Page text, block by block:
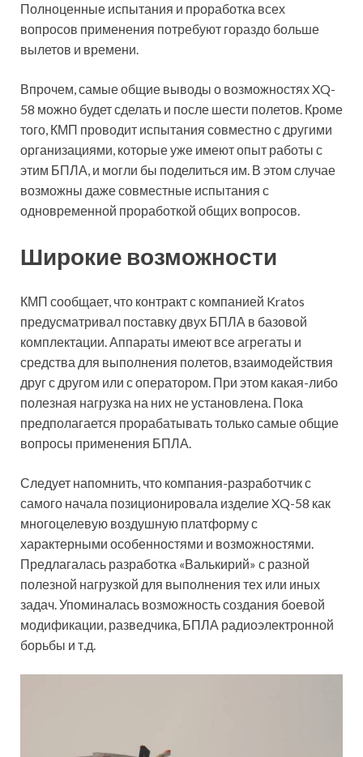
Полноценные испытания и проработка всех
вопросов применения потребуют гораздо больше
вылетов и времени.
Впрочем, самые общие выводы о возможностях XQ-
58 можно будет сделать и после шести полетов. Кроме
того, КМП проводит испытания совместно с другими
организациями, которые уже имеют опыт работы с
этим БПЛА, и могли бы поделиться им. В этом случае
возможны даже совместные испытания с
одновременной проработкой общих вопросов.
Широкие возможности
КМП сообщает, что контракт с компанией Kratos
предусматривал поставку двух БПЛА в базовой
комплектации. Аппараты имеют все агрегаты и
средства для выполнения полетов, взаимодействия
друг с другом или с оператором. При этом какая-либо
полезная нагрузка на них не установлена. Пока
предполагается прорабатывать только самые общие
вопросы применения БПЛА.
Следует напомнить, что компания-разработчик с
самого начала позиционировала изделие XQ-58 как
многоцелевую воздушную платформу с
характерными особенностями и возможностями.
Предлагалась разработка «Валькирий» с разной
полезной нагрузкой для выполнения тех или иных
задач. Упоминалась возможность создания боевой
модификации, разведчика, БПЛА радиоэлектронной
борьбы и т.д.